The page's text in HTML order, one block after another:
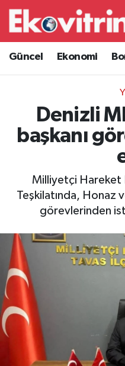
Güncel Ekonomi
Denizli
başkanı
Milliyetçi Hareket
Teşkilatında, Honaz
görevlerinden
Güncel
Ekonomi
Borsa Haberleri
İş Dünyası
Otovitrin
Magazin
Gayrimenkul
Spor
Eğitim
Hava Durumu
Trafik Durumu
Süper Lig Puan
Tüm Manşetler
Son Dakika
Haber Arşivi